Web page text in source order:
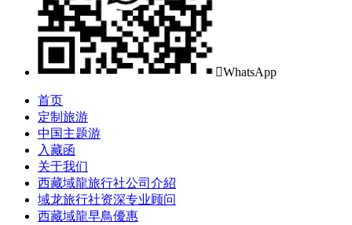
WhatsApp
首页
定制旅游
中国主题游
入藏函
关于我们
西藏域龍旅行社公司介紹
域龙旅行社资深专业顾问
西藏域龍早鳥優惠